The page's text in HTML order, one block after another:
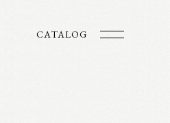
CATALOG